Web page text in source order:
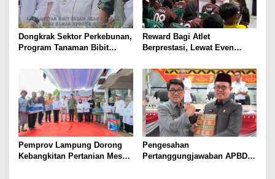
Dongkrak Sektor Perkebunan,
Program Tanaman Bibit
Hektar Untuk Lahan Petani
Mesuji
Reward Bagi Atlet
Berprestasi, Lewat Even
dan KONI Mesuji Akan
Ajukkan Program Beasiswa
Khusus ke Pemerintah
Daerah
Pemprov Lampung Dorong
Kebangkitan Pertanian Mesuji
Pengesahan
Pertanggungjawaban APBD